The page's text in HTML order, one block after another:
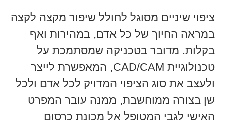
ציפוי שיניים מסוגל לחולל שיפור מקצה לקצה
במראה החיוך של כל אדם, במהירות ואף
בקלות. מדובר בטכניקה שמסתמכת על
טכנולוגיית CAD/CAM, המאפשרת לייצר
ולעצב את סוג הציפוי המדויק לכל אדם ולכל
שן בצורה ממוחשבת, ממנה עובר המפרט
האישי לגבי המטופל אל מכונת כרסום